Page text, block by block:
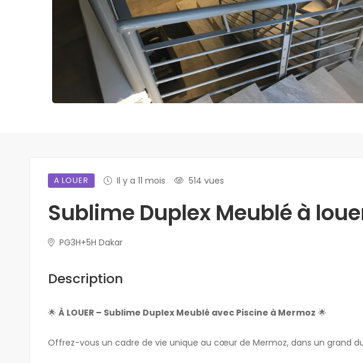
A LOUER Il y a 11 mois 514 vues
Sublime Duplex Meublé à
PG3H+5H Dakar
Description
🌟 À LOUER – Sublime Duplex Meublé avec Piscine à Mermoz 🌟
Offrez-vous un cadre de vie unique au cœur de Mermoz, dans un grand